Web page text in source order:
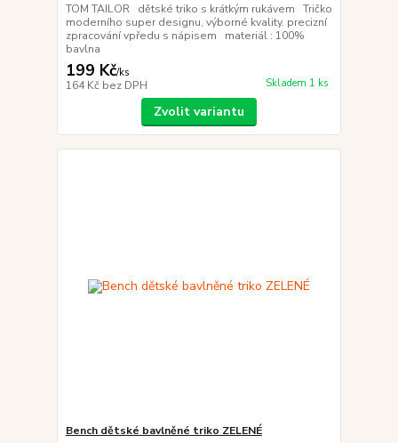
TOM TAILOR dětské triko s krátkým rukávem Tričko
moderního super designu, výborné kvality. precizní
zpracování vpředu s nápisem materiál : 100%
bavlna
199 Kč/ks
164 Kč bez DPH Skladem 1 ks
Zvolit variantu
Bench dětské bavlněné triko ZELENÉ